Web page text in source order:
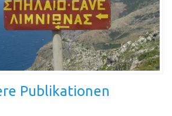
Publikationen